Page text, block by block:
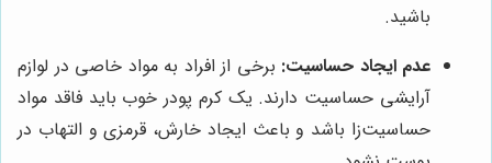
باشید.
عدم ایجاد حساسیت: برخی از افراد به مواد خاصی در لوازم
آرایشی حساسیت دارند. یک کرم پودر خوب باید فاقد مواد
حساسیت‌زا باشد و باعث ایجاد خارش، قرمزی و التهاب در